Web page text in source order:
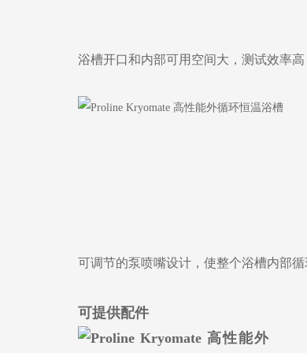
浴槽开口和内部可用空间大， 测试效率高
可调节的泵喷嘴设计，使整个浴槽内部
可提供配件